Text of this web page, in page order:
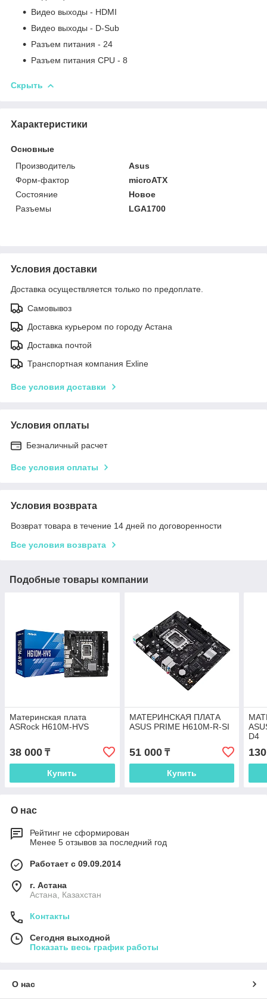
Видео выходы - HDMI
Видео выходы - D-Sub
Разъем питания - 24
Разъем питания CPU - 8
Скрыть
Характеристики
Основные
Производитель
Asus
Форм-фактор
microATX
Состояние
Новое
Разъемы
LGA1700
Условия доставки
Доставка осуществляется только по предоплате.
Самовывоз
Доставка курьером по городу Астана
Доставка почтой
Транспортная компания Exline
Все условия доставки
Условия оплаты
Безналичный расчет
Все условия оплаты
Условия возврата
Возврат товара в течение 14 дней по договоренности
Все условия возврата
Подобные товары компании
Материнская плата
ASRock H610M-HVS
38 000 ₸
Купить
МАТЕРИНСКАЯ ПЛАТА
ASUS PRIME H610M-R-SI
51 000₸
Купить
D4
О нас
Рейтинг не сформирован
Менее 5 отзывов за последний год
Работает с 09.09.2014
г. Астана
Астана, Казахстан
Контакты
Сегодня выходной
Показать весь график работы
О нас